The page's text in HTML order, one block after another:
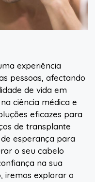
experiência
pessoas, afectando
de vida em
ciência médica e
eficazes para
de transplante
esperança para
o seu cabelo
na sua
iremos explorar o